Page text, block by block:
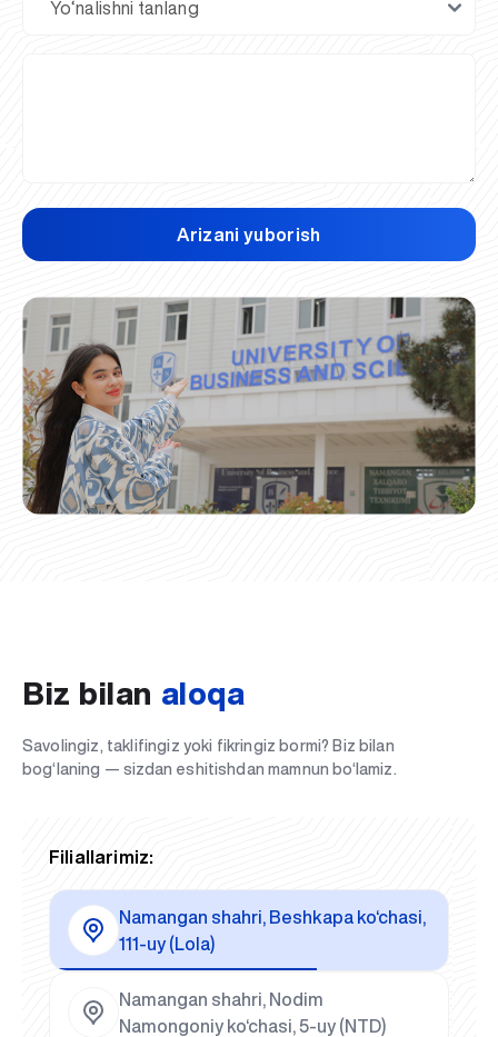
Arizani yuborish
Biz bilan aloqa
Savolingiz, taklifingiz yoki fikringiz bormi? Biz bilan
bog‘laning — sizdan eshitishdan mamnun bo‘lamiz.
Filiallarimiz:
Namangan shahri, Beshkapa ko‘chasi,
111-uy (Lola)
Namangan shahri, Nodim
Namongoniy ko‘chasi, 5-uy (NTD)